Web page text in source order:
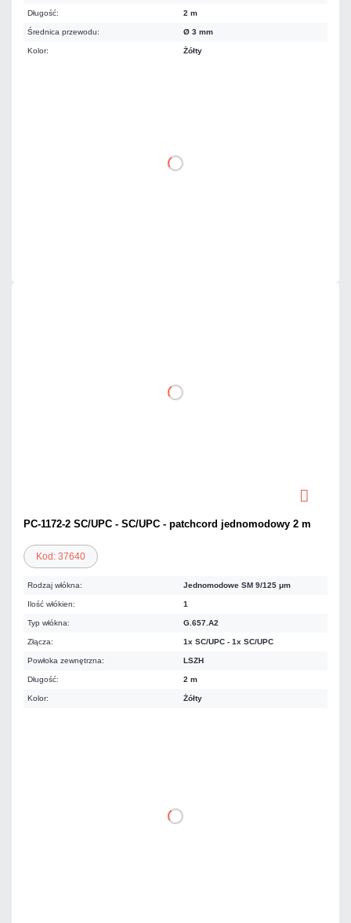
Długość: 2 m
Średnica przewodu: Ø 3 mm
Kolor: Żółty
DO KOSZYKA
PC-1172-2 SC/UPC - SC/UPC - patchcord jednomodowy 2 m
Kod: 37640
Rodzaj włókna: Jednomodowe SM 9/125 μm
Ilość włókien: 1
Typ włókna: G.657.A2
Złącza: 1x SC/UPC - 1x SC/UPC
Powłoka zewnętrzna: LSZH
Długość: 2 m
Kolor: Żółty
DO KOSZYKA